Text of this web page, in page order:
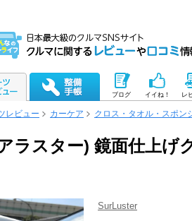
ブログ イイね！ レ
レビュー カーケア クロス・タオル・スポン
ラスター) 鏡面仕上げ
SurLuster